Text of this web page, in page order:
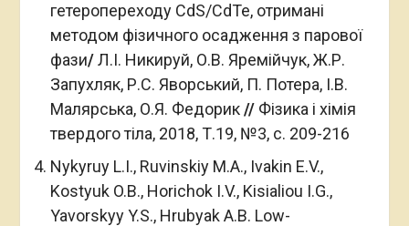
гетеропереходу CdS/CdTe, отримані
методом фізичного осадження з парової
фази/Л.І. Никируй, О.В. Яремійчук, Ж.Р.
Запухляк, Р.С. Яворський, П. Потера, І.В.
Малярська, О.Я. Федорик// Фізика і хімія
твердого тіла, 2018, Т.19, №3, с. 209-216
Nykyruy L.I., Ruvinskiy M.A., Ivakin E.V.,
Kostyuk O.B., Horichok I.V., Kisialiou I.G.,
Yavorskyy Y.S., Hrubyak A.B. Low-